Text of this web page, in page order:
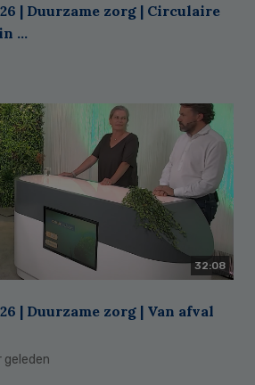
| Duurzame zorg | Circulaire
...
32:08
| Duurzame zorg | Van afval
geleden